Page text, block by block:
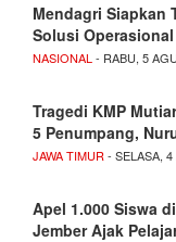
Mendagri Siapkan
Solusi
NASIONAL - RABU, 5
Tragedi KMP
5 Penumpang,
JAWA TIMUR - SELASA,
Apel 1.000 Siswa
Jember Ajak